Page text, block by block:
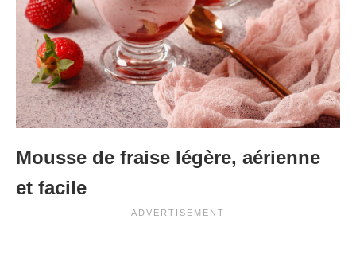
Mousse de fraise légère, aérienne
et facile